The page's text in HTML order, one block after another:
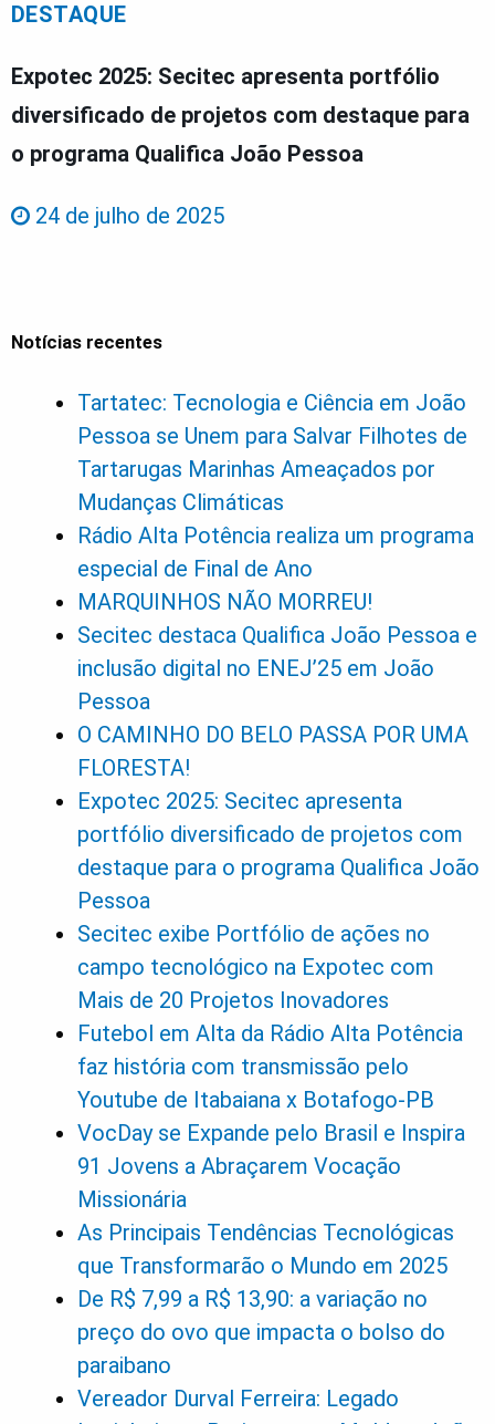
DESTAQUE
Expotec 2025: Secitec apresenta portfólio
diversificado de projetos com destaque para
o programa Qualifica João Pessoa
24 de julho de 2025
Notícias recentes
Tartatec: Tecnologia e Ciência em João
Pessoa se Unem para Salvar Filhotes de
Tartarugas Marinhas Ameaçados por
Mudanças Climáticas
Rádio Alta Potência realiza um programa
especial de Final de Ano
MARQUINHOS NÃO MORREU!
Secitec destaca Qualifica João Pessoa e
inclusão digital no ENEJ’25 em João
Pessoa
O CAMINHO DO BELO PASSA POR UMA
FLORESTA!
Expotec 2025: Secitec apresenta
portfólio diversificado de projetos com
destaque para o programa Qualifica João
Pessoa
Secitec exibe Portfólio de ações no
campo tecnológico na Expotec com
Mais de 20 Projetos Inovadores
Futebol em Alta da Rádio Alta Potência
faz história com transmissão pelo
Youtube de Itabaiana x Botafogo-PB
VocDay se Expande pelo Brasil e Inspira
91 Jovens a Abraçarem Vocação
Missionária
As Principais Tendências Tecnológicas
que Transformarão o Mundo em 2025
De R$ 7,99 a R$ 13,90: a variação no
preço do ovo que impacta o bolso do
paraibano
Vereador Durval Ferreira: Legado